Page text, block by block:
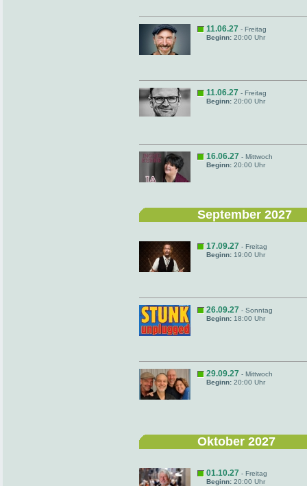
11.06.27 - Freitag
Beginn: 20:00 Uhr
11.06.27 - Freitag
Beginn: 20:00 Uhr
16.06.27 - Mittwoch
Beginn: 20:00 Uhr
September 2027
17.09.27 - Freitag
Beginn: 19:00 Uhr
26.09.27 - Sonntag
Beginn: 18:00 Uhr
29.09.27 - Mittwoch
Beginn: 20:00 Uhr
Oktober 2027
01.10.27 - Freitag
Beginn: 20:00 Uhr